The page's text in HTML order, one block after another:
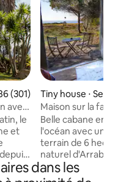
moyenne sur la
(301)
avec
et la
le
et
Tiny house ⋅
Maison sur la
Belle cabane en
l'océan avec une
terrain de 6
naturel
vue directe sur
couchers de
dans les